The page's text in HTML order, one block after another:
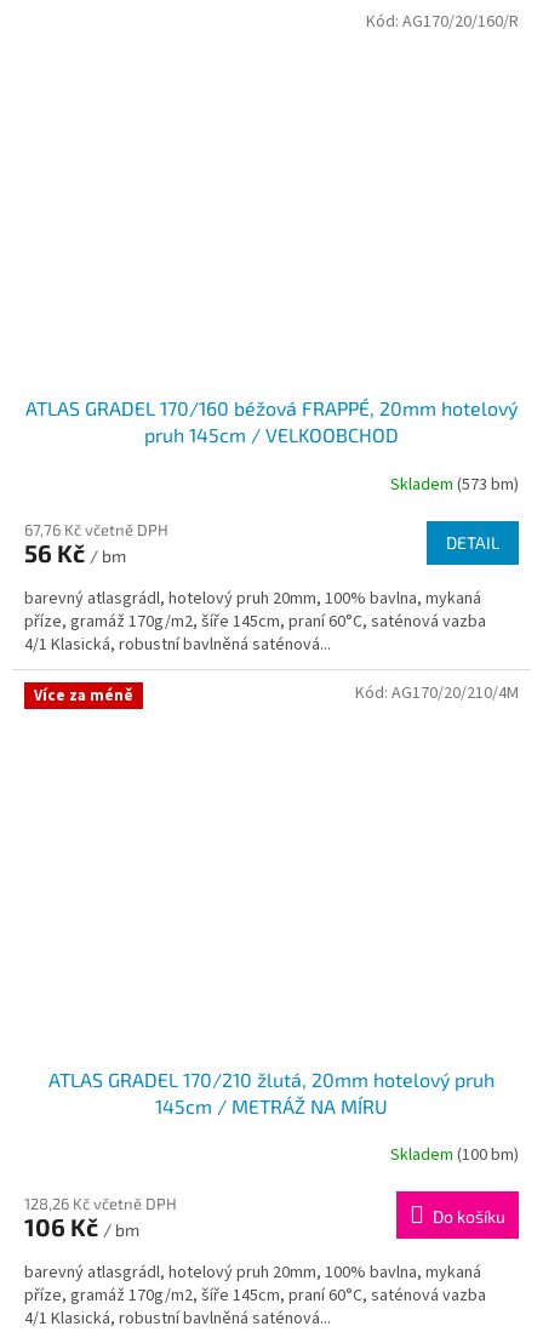
ATLAS GRADEL 170/160 béžová FRAPPÉ, 20mm hotelový
pruh 145cm / VELKOOBCHOD
Skladem (573 bm)
67,76 Kč včetně DPH
56 Kč / bm
DETAIL
barevný atlasgrádl, hotelový pruh 20mm, 100% bavlna, mykaná
příze, gramáž 170g/m2, šíře 145cm, praní 60°C, saténová vazba
4/1 Klasická, robustní bavlněná saténová...
Kód: AG170/20/160/R
Více za méně
ATLAS GRADEL 170/210 žlutá, 20mm hotelový pruh
145cm / METRÁŽ NA MÍRU
Skladem (100 bm)
128,26 Kč včetně DPH
106 Kč / bm
Do košíku
barevný atlasgrádl, hotelový pruh 20mm, 100% bavlna, mykaná
příze, gramáž 170g/m2, šíře 145cm, praní 60°C, saténová vazba
4/1 Klasická, robustní bavlněná saténová...
Kód: AG170/20/210/4M